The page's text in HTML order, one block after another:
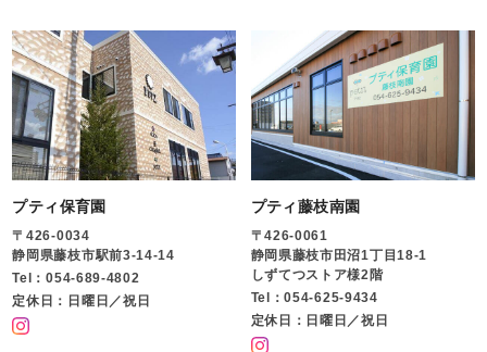
プティ保育園
〒426-0034
静岡県藤枝市駅前3-14-14
Tel：054-689-4802
定休日：日曜日／祝日
プティ藤枝南園
〒426-0061
静岡県藤枝市田沼1丁目18-1
しずてつストア様2階
Tel：054-625-9434
定休日：日曜日／祝日